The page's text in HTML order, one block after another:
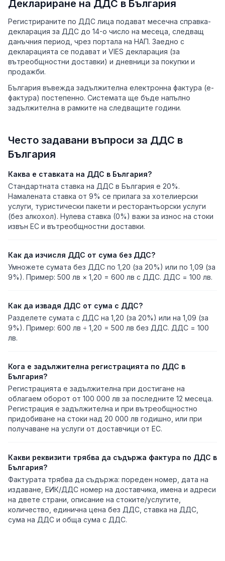
Деклариране на ДДС в България
Регистрираните по ДДС лица подават месечна справка-
декларация за ДДС до 14-о число на месеца, следващ
данъчния период, чрез портала на НАП. Заедно с
декларацията се подават и VIES декларация (за
вътреобщностни доставки) и дневници за покупки и
продажби.
България въвежда задължителна електронна фактура (е-
фактура) постепенно. Системата ще бъде напълно
задължителна в рамките на следващите години.
Често задавани въпроси за ДДС в
България
Каква е ставката на ДДС в България?
Стандартната ставка на ДДС в България е 20%.
Намалената ставка от 9% се прилага за хотелиерски
услуги, туристически пакети и ресторантьорски услуги
(без алкохол). Нулева ставка (0%) важи за износ на стоки
извън ЕС и вътреобщностни доставки.
Как да изчисля ДДС от сума без ДДС?
Умножете сумата без ДДС по 1,20 (за 20%) или по 1,09 (за
9%). Пример: 500 лв × 1,20 = 600 лв с ДДС. ДДС = 100 лв.
Как да извадя ДДС от сума с ДДС?
Разделете сумата с ДДС на 1,20 (за 20%) или на 1,09 (за
9%). Пример: 600 лв ÷ 1,20 = 500 лв без ДДС. ДДС = 100
лв.
Кога е задължителна регистрацията по ДДС в
България?
Регистрацията е задължителна при достигане на
облагаем оборот от 100 000 лв за последните 12 месеца.
Регистрация е задължителна и при вътреобщностно
придобиване на стоки над 20 000 лв годишно, или при
получаване на услуги от доставчици от ЕС.
Какви реквизити трябва да съдържа фактура по ДДС в
България?
Фактурата трябва да съдържа: пореден номер, дата на
издаване, ЕИК/ДДС номер на доставчика, имена и адреси
на двете страни, описание на стоките/услугите,
количество, единична цена без ДДС, ставка на ДДС,
сума на ДДС и обща сума с ДДС.